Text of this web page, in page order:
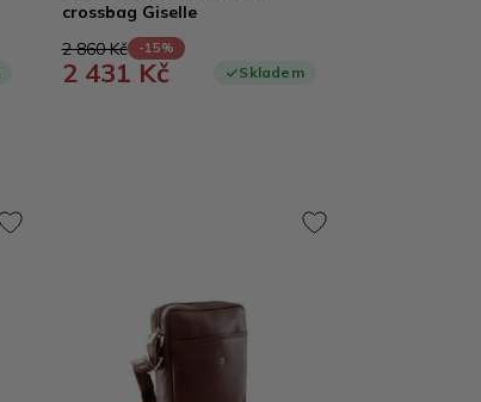
crossbag Giselle
2 860 Kč
-15%
2 431 Kč Skladem